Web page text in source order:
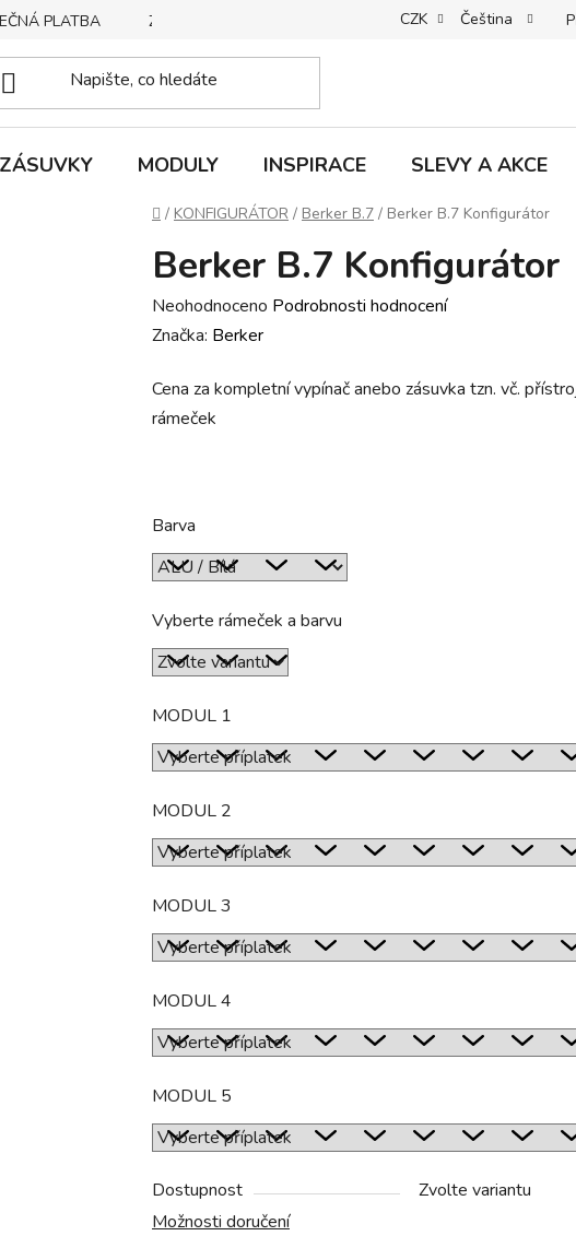
PLATBA ZPŮSOBY DORUČENÍ REKLAMACE | VRÁCENÍ |
CZK Čeština
MODULY INSPIRACE SLEVY A AKCE
Domů
/ KONFIGURÁTOR / Berker B.7 / Berker B.7 Konfigurátor
Berker B.7 Konfigurátor
Průměrné
hodnocení
je
0,0
Neohodnoceno Podrobnosti hodnocení
Značka: Berker
Cena za kompletní vypínač anebo zásuvka tzn. vč.
rámeček
Barva
Vyberte rámeček a barvu
MODUL 1
MODUL 2
MODUL 3
MODUL 4
MODUL 5
Dostupnost
Zvolte variantu
Možnosti doručení